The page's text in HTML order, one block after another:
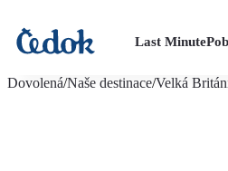
Last Minute
Dovolená/Naše destinace/Velká